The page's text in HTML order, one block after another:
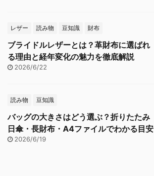
レザー 読み物 豆知識 財布
ブライドルレザーとは？革財布に選ばれ
る理由と経年変化の魅力を徹底解説
2026/6/22
読み物 豆知識
バッグの大きさはどう選ぶ？折りたたみ
日傘・長財布・A4ファイルでわかる目安
2026/6/19